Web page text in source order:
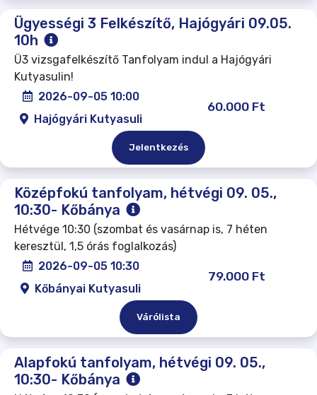
Ügyességi 3 Felkészítő, Hajógyári 09.05.
10h
Ü3 vizsgafelkészítő Tanfolyam indul a Hajógyári
Kutyasulin!
2026-09-05 10:00
Hajógyári Kutyasuli
60.000 Ft
Jelentkezés
Középfokú tanfolyam, hétvégi 09. 05.,
10:30- Kőbánya
Hétvége 10:30 (szombat és vasárnap is, 7 héten
keresztül, 1,5 órás foglalkozás)
2026-09-05 10:30
Kőbányai Kutyasuli
79.000 Ft
Várólista
Alapfokú tanfolyam, hétvégi 09. 05.,
10:30- Kőbánya